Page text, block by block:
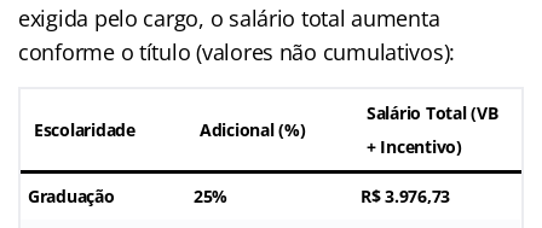
exigida pelo cargo, o salário total aumenta
conforme o título (valores não cumulativos):
Escolaridade Adicional (%)
Salário Total (VB
+ Incentivo)
Graduação 25% R$ 3.976,73